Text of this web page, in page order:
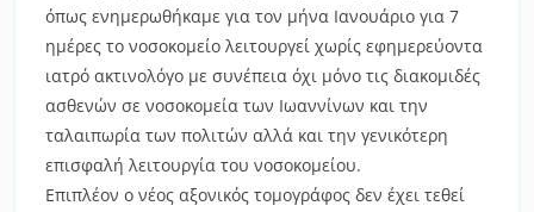
όπως ενημερωθήκαμε για τον μήνα Ιανουάριο για 7
ημέρες το νοσοκομείο λειτουργεί χωρίς εφημερεύοντα
ιατρό ακτινολόγο με συνέπεια όχι μόνο τις διακομιδές
ασθενών σε νοσοκομεία των Ιωαννίνων και την
ταλαιπωρία των πολιτών αλλά και την γενικότερη
επισφαλή λειτουργία του νοσοκομείου.
Επιπλέον ο νέος αξονικός τομογράφος δεν έχει τεθεί